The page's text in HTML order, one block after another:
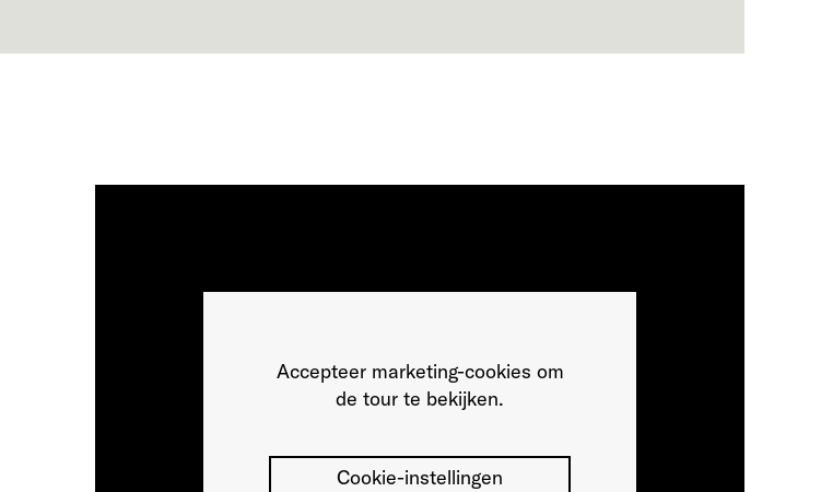
Accepteer marketing-cookies om
de tour te bekijken.
Cookie-instellingen